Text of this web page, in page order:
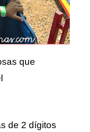
que
de 2 dígitos